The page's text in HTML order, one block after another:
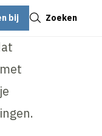
bij Zoeken